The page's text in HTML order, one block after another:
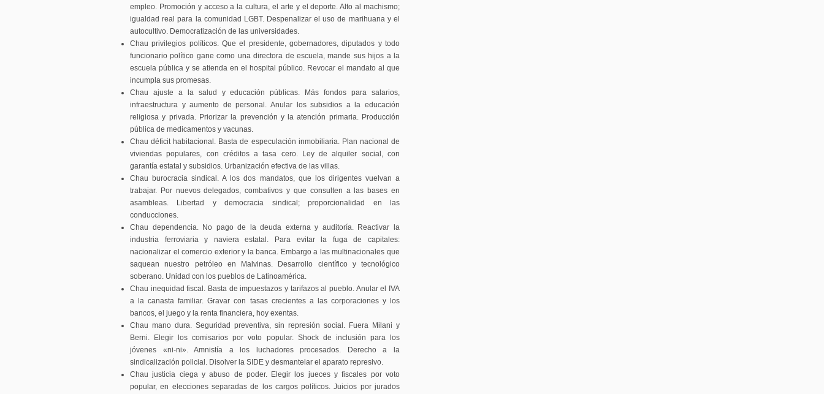
empleo. Promoción y acceso a la cultura, el arte y el deporte. Alto al machismo;
igualdad real para la comunidad LGBT. Despenalizar el uso de marihuana y el
autocultivo. Democratización de las universidades.
Chau privilegios políticos. Que el presidente, gobernadores, diputados y todo
funcionario político gane como una directora de escuela, mande sus hijos a la
escuela pública y se atienda en el hospital público. Revocar el mandato al que
incumpla sus promesas.
Chau ajuste a la salud y educación públicas. Más fondos para salarios,
infraestructura y aumento de personal. Anular los subsidios a la educación
religiosa y privada. Priorizar la prevención y la atención primaria. Producción
pública de medicamentos y vacunas.
Chau déficit habitacional. Basta de especulación inmobiliaria. Plan nacional de
viviendas populares, con créditos a tasa cero. Ley de alquiler social, con
garantía estatal y subsidios. Urbanización efectiva de las villas.
Chau burocracia sindical. A los dos mandatos, que los dirigentes vuelvan a
trabajar. Por nuevos delegados, combativos y que consulten a las bases en
asambleas. Libertad y democracia sindical; proporcionalidad en las
conducciones.
Chau dependencia. No pago de la deuda externa y auditoría. Reactivar la
industria ferroviaria y naviera estatal. Para evitar la fuga de capitales:
nacionalizar el comercio exterior y la banca. Embargo a las multinacionales que
saquean nuestro petróleo en Malvinas. Desarrollo científico y tecnológico
soberano. Unidad con los pueblos de Latinoamérica.
Chau inequidad fiscal. Basta de impuestazos y tarifazos al pueblo. Anular el IVA
a la canasta familiar. Gravar con tasas crecientes a las corporaciones y los
bancos, el juego y la renta financiera, hoy exentas.
Chau mano dura. Seguridad preventiva, sin represión social. Fuera Milani y
Berni. Elegir los comisarios por voto popular. Shock de inclusión para los
jóvenes «ni-ni». Amnistía a los luchadores procesados. Derecho a la
sindicalización policial. Disolver la SIDE y desmantelar el aparato represivo.
Chau justicia ciega y abuso de poder. Elegir los jueces y fiscales por voto
popular, en elecciones separadas de los cargos políticos. Juicios por jurados